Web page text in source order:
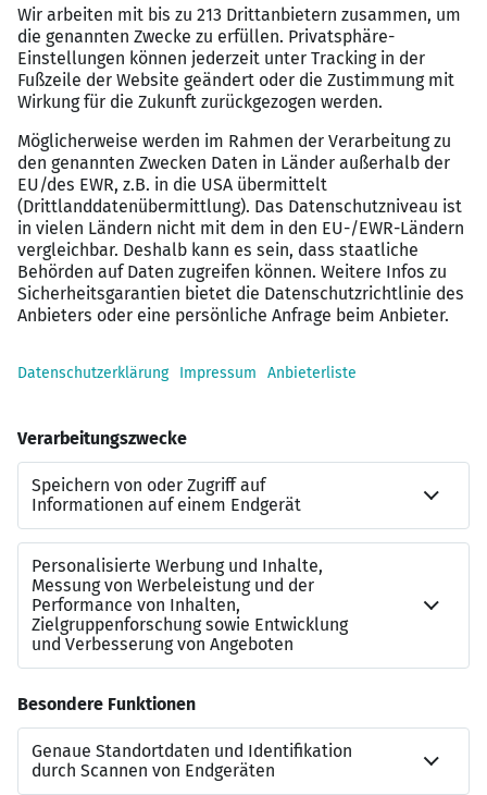
werden bei gleicher Eignung besonders
berücksichtigt
Das klingt ganz nach Dir? Dann bewirb Dich in wenigen
Schritten online. Wir freuen uns auf Deine Bewerbung!
“Jeden in Zeiten der Verletzlichkeit in seiner
Einzigartigkeit achten.” Das ist die zentrale Aufgabe, der
die rund 22.000 Mitarbeiter:innen der Korian
Deutschland GmbH täglich nachgehen. Verbunden durch
gemeinsame Werte – Vertrauen, Initiative und
Verantwortung – stehen wir fest an der Seite unserer
Bedürfnisse ein. Wir fördern Innovationen, um Menschen
betreibt rund 220 Einrichtungen sowie 23 ambulante
Dienste deutschlandweit und ist Teil der europäischen
Clariane Familie, dem führenden europäischen Anbieter
in den Bereichen Pflege, medizinische Versorgung und
Betreuung zu Hause, für Menschen, die auf Hilfe
angewiesen sind.
Für unser Engagement wurden wir 2026 zum 6. Mal in
Folge mit dem renommierten TOP EMPLOYER Siegel
Pflegebranche in Deutschland. Erfahre, welche
beruflichen Möglichkeiten noch auf dich warten, und
werde Teil unserer großen Community.